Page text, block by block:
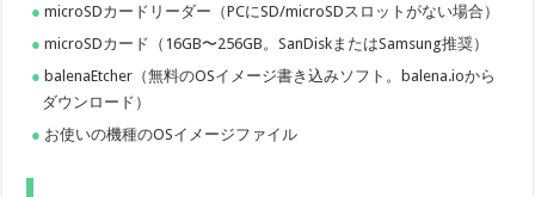
microSDカードリーダー（PCにSD/microSDスロットがない場合）
microSDカード（16GB〜256GB。SanDiskまたはSamsung推奨）
balenaEtcher（無料のOSイメージ書き込みソフト。balena.ioから
ダウンロード）
お使いの機種のOSイメージファイル